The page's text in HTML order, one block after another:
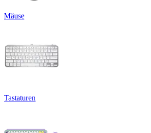
Mäuse
Tastaturen